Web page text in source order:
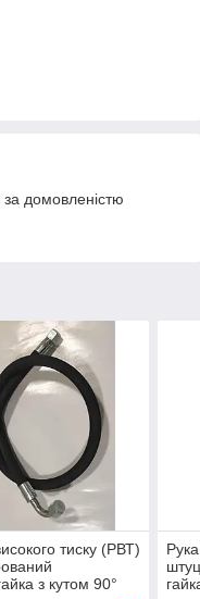
домовленістю
тиску (РВТ)
з кутом 90°